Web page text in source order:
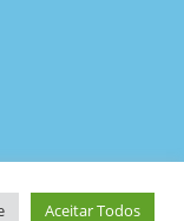
Aceitar Todos